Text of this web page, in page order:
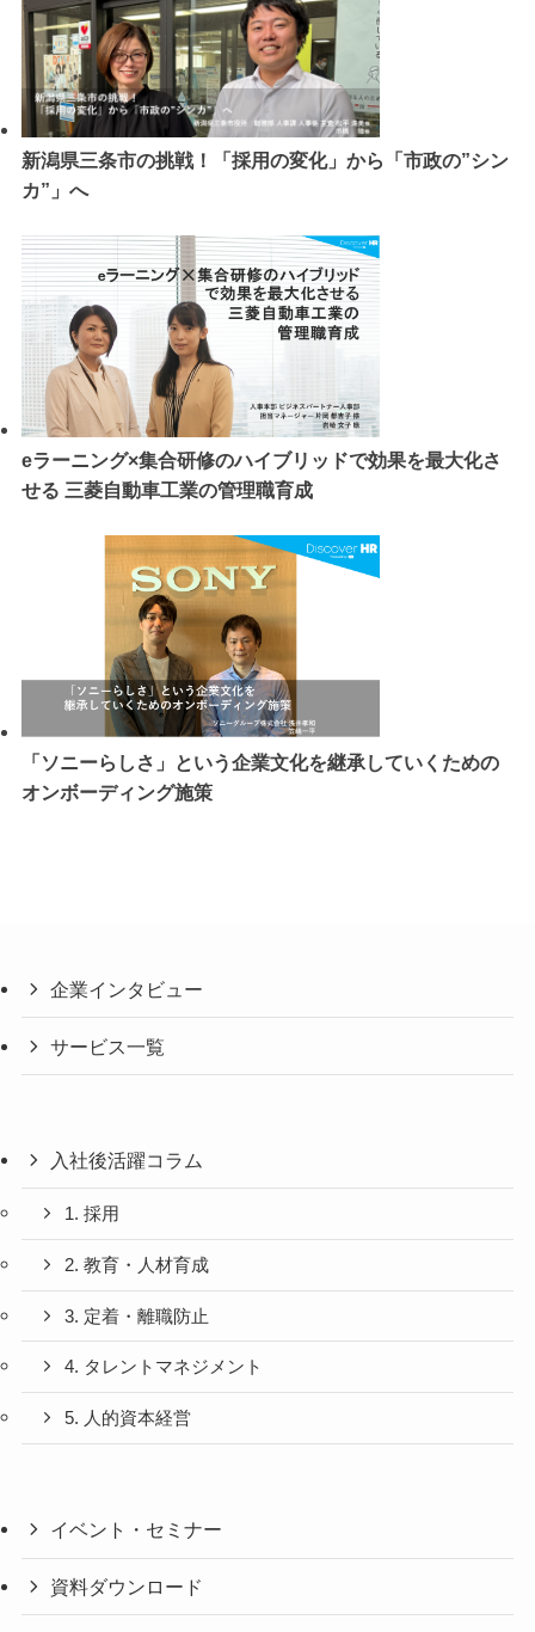
新潟県三条市の挑戦！「採用の変化」から「市政の”シン
カ”」へ
eラーニング×集合研修のハイブリッドで効果を最大化さ
せる 三菱自動車工業の管理職育成
「ソニーらしさ」という企業文化を継承していくための
オンボーディング施策
企業インタビュー
サービス一覧
入社後活躍コラム
1. 採用
2. 教育・人材育成
3. 定着・離職防止
4. タレントマネジメント
5. 人的資本経営
イベント・セミナー
資料ダウンロード